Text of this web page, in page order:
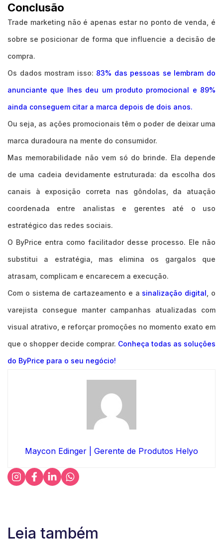
Conclusão
Trade marketing não é apenas estar no ponto de venda, é
sobre se posicionar de forma que influencie a decisão de
compra.
Os dados mostram isso: 83% das pessoas se lembram do
anunciante que lhes deu um produto promocional e 89%
ainda conseguem citar a marca depois de dois anos.
Ou seja, as ações promocionais têm o poder de deixar uma
marca duradoura na mente do consumidor.
Mas memorabilidade não vem só do brinde. Ela depende
de uma cadeia devidamente estruturada: da escolha dos
canais à exposição correta nas gôndolas, da atuação
coordenada entre analistas e gerentes até o uso
estratégico das redes sociais.
O ByPrice entra como facilitador desse processo. Ele não
substitui a estratégia, mas elimina os gargalos que
atrasam, complicam e encarecem a execução.
Com o sistema de cartazeamento e a sinalização digital , o
varejista consegue manter campanhas atualizadas com
visual atrativo, e reforçar promoções no momento exato em
que o shopper decide comprar. Conheça todas as soluções
do ByPrice para o seu negócio!
Maycon Edinger | Gerente de Produtos Helyo
Leia também